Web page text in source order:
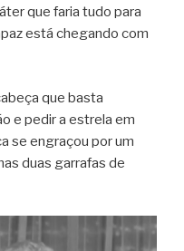
que faria tudo para
está chegando com
que basta
e pedir a estrela em
se engraçou por um
duas garrafas de